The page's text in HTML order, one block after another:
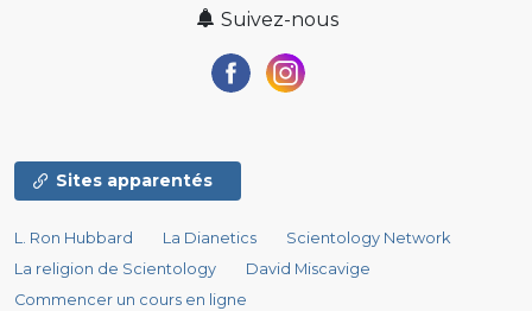
Suivez-nous
Sites apparentés
L. Ron Hubbard La Dianetics
Scientology Network
La religion de Scientology
David Miscavige
Commencer un cours en ligne